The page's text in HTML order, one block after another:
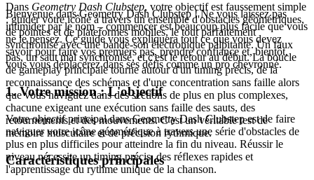
Dans Geometry Dash Clubstep, votre objectif est faussement simple
: guider votre icône à travers un ensemble d'obstacles géométriques,
de pointes et de plateformes mobiles, le tout parfaitement
synchronisé avec une bande-son électronique palpitante. Un faux
pas, un saut mal synchronisé, et c'est le retour au début. La boucle
de gameplay principale tourne autour d'un timing précis, de la
reconnaissance des schémas et d'une concentration sans faille alors
que vous naviguez dans des sections de plus en plus complexes,
chacune exigeant une exécution sans faille des sauts, des
retournements et des mouvements. C'est un véritable test de
mémoire musculaire et de précision rythmique.
Caractéristiques principales
Bienvenue dans Geometry Dash Clubstep ! Ne vous laissez pas
intimider par le nom – commencer est beaucoup plus facile que vous
ne le pensez. Ce guide vous expliquera tout ce que vous devez
savoir pour faire vos premiers pas, prendre confiance et, bientôt,
vous vous déplacerez dans ses défis comme un pro chevronné.
1. Votre mission : L'objectif
Votre objectif principal dans Geometry Dash Clubstep est de faire
naviguer votre icône géométrique à travers une série d'obstacles de
plus en plus difficiles pour atteindre la fin du niveau. Réussir le
niveau nécessite un timing précis, des réflexes rapides et
l'apprentissage du rythme unique de la chanson.